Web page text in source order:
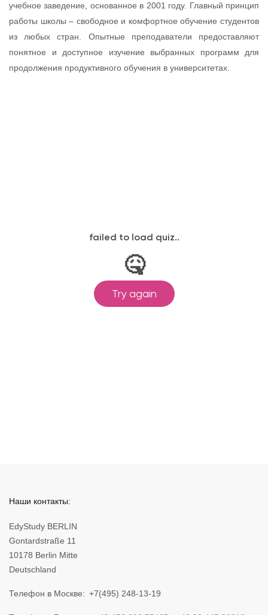
учебное заведение, основанное в 2001 году. Главный принцип
работы школы – свободное и комфортное обучение студентов
из любых стран. Опытные преподаватели предоставляют
понятное и доступное изучение выбранных программ для
продолжения продуктивного обучения в университетах.
Наши контакты:
EdyStudy BERLIN
Gontardstraße 11
10178 Berlin Mitte
Deutschland
Телефон в Москве +7(495) 248-13-19